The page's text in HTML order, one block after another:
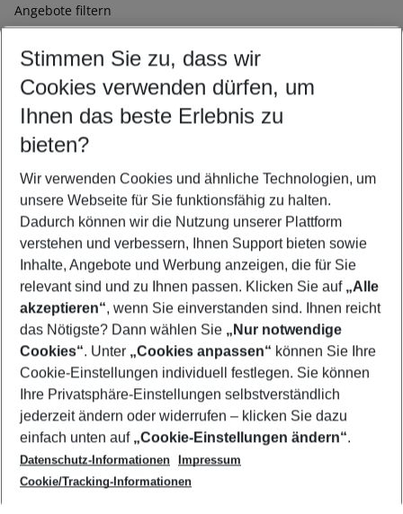
Angebote filtern
Ändern Sie Ihre Kriterien nach Ihren Wünschen
Abflughafen wählen
Beliebiger Abflughafen
Reisezeitraum wählen
11.08.26– 09.08.27 5-8 Nächte
2 Erwachsene Keine Kinder
Mehr Filter anzeigen
Footer
Footer navigation
Über uns
AGB
Cookie-Einstellungen ändern
Cookie-Richtlinie
Datenschutz
Service & Hilfe
Barrierefreies Reisen
Check-in
Folgen Sie uns
Stimmen Sie zu, dass wir
Cookies verwenden dürfen, um
Ihnen das beste Erlebnis zu
bieten?
Wir verwenden Cookies und ähnliche Technologien, um
unsere Webseite für Sie funktionsfähig zu halten.
Dadurch können wir die Nutzung unserer Plattform
verstehen und verbessern, Ihnen Support bieten sowie
Inhalte, Angebote und Werbung anzeigen, die für Sie
relevant sind und zu Ihnen passen. Klicken Sie auf „Alle
akzeptieren“, wenn Sie einverstanden sind. Ihnen reicht
das Nötigste? Dann wählen Sie „Nur notwendige
Cookies“. Unter „Cookies anpassen“ können Sie Ihre
Cookie-Einstellungen individuell festlegen. Sie können
Ihre Privatsphäre-Einstellungen selbstverständlich
jederzeit ändern oder widerrufen – klicken Sie dazu
einfach unten auf „Cookie-Einstellungen ändern“.
Datenschutz-Informationen
Impressum
Cookie/Tracking-Informationen